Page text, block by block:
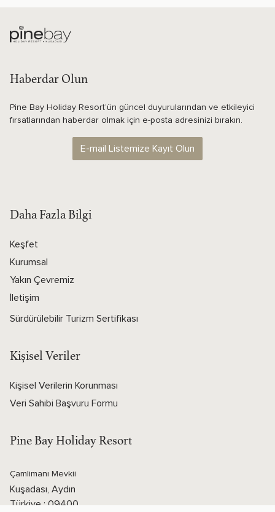
Haberdar Olun
Pine Bay Holiday Resort’ün güncel duyurularından ve etkileyici
fırsatlarından haberdar olmak için e-posta adresinizi bırakın.
E-mail Listemize Kayıt Olun
Daha Fazla Bilgi
Keşfet
Kurumsal
Yakın Çevremiz
İletişim
Sürdürülebilir Turizm Sertifikası
Kişisel Veriler
Kişisel Verilerin Korunması
Veri Sahibi Başvuru Formu
Pine Bay Holiday Resort
Çamlimanı Mevkii
Kuşadası, Aydın
Türkiye : 09400